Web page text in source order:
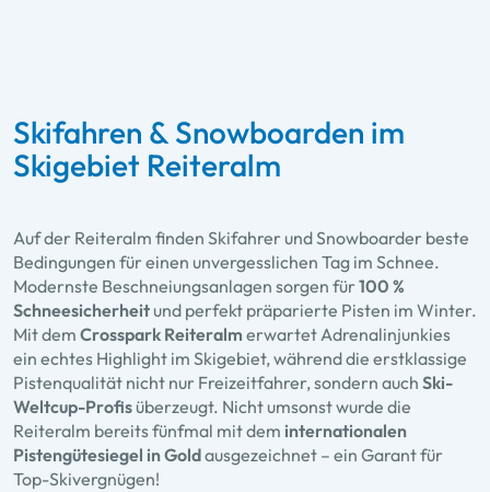
Skifahren & Snowboarden im
Skigebiet Reiteralm
Auf der Reiteralm finden Skifahrer und Snowboarder beste
Bedingungen für einen unvergesslichen Tag im Schnee.
Modernste Beschneiungsanlagen sorgen für 100 %
Schneesicherheit und perfekt präparierte Pisten im Winter.
Mit dem Crosspark Reiteralm erwartet Adrenalinjunkies
ein echtes Highlight im Skigebiet, während die erstklassige
Pistenqualität nicht nur Freizeitfahrer, sondern auch Ski-
Weltcup-Profis überzeugt. Nicht umsonst wurde die
Reiteralm bereits fünfmal mit dem internationalen
Pistengütesiegel in Goldausgezeichnet – ein Garant für
Top-Skivergnügen!